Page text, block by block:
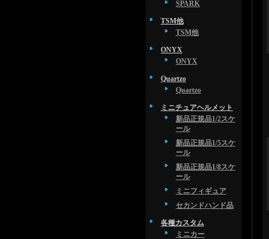
SPARK
TSM他
TSM他
ONYX
ONYX
Quartzo
Quartzo
ミニチュアヘルメット
新品正規品1/2スケ
ール
新品正規品1/5スケ
ール
新品正規品1/8スケ
ール
ミニフィギュア
セカンドハンド品
各種カスタム
ミニカー